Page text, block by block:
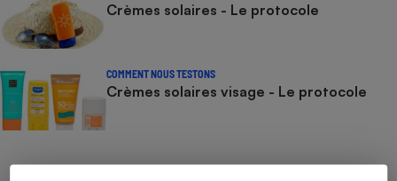
Crèmes solaires - Le protocole
COMMENT NOUS TESTONS
Crèmes solaires visage - Le protocole